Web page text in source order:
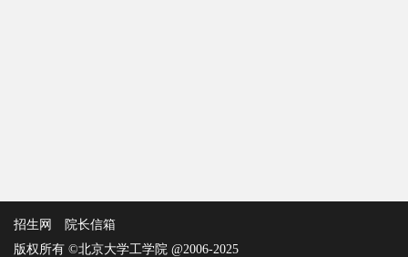
招生网
院长信箱
版权所有 ©北京大学工学院 @2006-2025